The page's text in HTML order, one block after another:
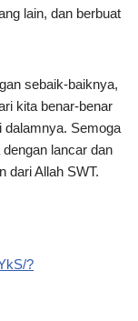
lain, dan berbuat
sebaik-baiknya,
kita benar-benar
dalamnya. Semoga
lancar dan
dari Allah SWT.
?